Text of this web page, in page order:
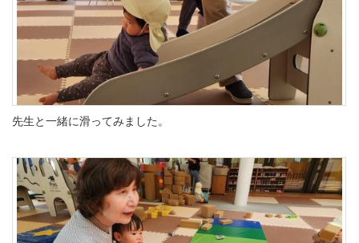
先生と一緒に滑ってみました。